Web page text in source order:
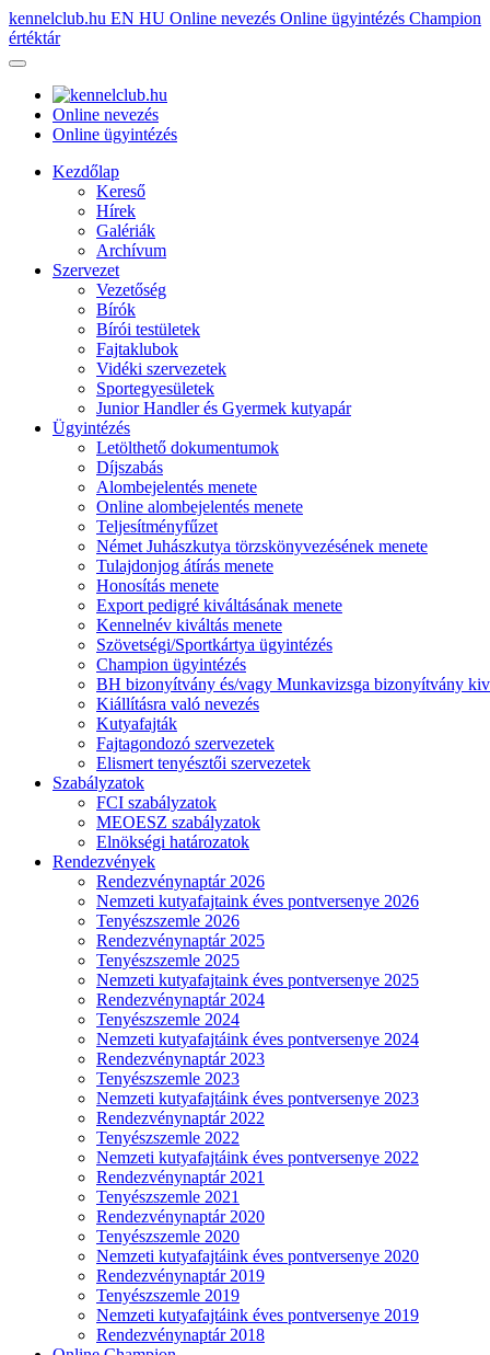
kennelclub.hu EN HU Online nevezés Online ügyintézés Champion
értéktár
Online nevezés
Online ügyintézés
Kezdőlap
Kereső
Hírek
Galériák
Archívum
Szervezet
Vezetőség
Bírók
Bírói testületek
Fajtaklubok
Vidéki szervezetek
Sportegyesületek
Junior Handler és Gyermek kutyapár
Ügyintézés
Letölthető dokumentumok
Díjszabás
Alombejelentés menete
Online alombejelentés menete
Teljesítményfűzet
Német Juhászkutya törzskönyvezésének menete
Tulajdonjog átírás menete
Honosítás menete
Export pedigré kiváltásának menete
Kennelnév kiváltás menete
Szövetségi/Sportkártya ügyintézés
Champion ügyintézés
BH bizonyítvány és/vagy Munkavizsga bizonyítvány
Kiállításra való nevezés
Kutyafajták
Fajtagondozó szervezetek
Elismert tenyésztői szervezetek
Szabályzatok
FCI szabályzatok
MEOESZ szabályzatok
Elnökségi határozatok
Rendezvények
Rendezvénynaptár 2026
Nemzeti kutyafajtaink éves pontversenye 2026
Tenyészszemle 2026
Rendezvénynaptár 2025
Tenyészszemle 2025
Nemzeti kutyafajtaink éves pontversenye 2025
Rendezvénynaptár 2024
Tenyészszemle 2024
Nemzeti kutyafajtáink éves pontversenye 2024
Rendezvénynaptár 2023
Tenyészszemle 2023
Nemzeti kutyafajtáink éves pontversenye 2023
Rendezvénynaptár 2022
Tenyészszemle 2022
Nemzeti kutyafajtáink éves pontversenye 2022
Rendezvénynaptár 2021
Tenyészszemle 2021
Rendezvénynaptár 2020
Tenyészszemle 2020
Nemzeti kutyafajtáink éves pontversenye 2020
Rendezvénynaptár 2019
Tenyészszemle 2019
Nemzeti kutyafajtáink éves pontversenye 2019
Rendezvénynaptár 2018